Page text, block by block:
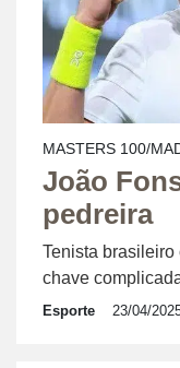
MASTERS 100/
João
pedreira
Tenista
chave
Esporte 23/04/